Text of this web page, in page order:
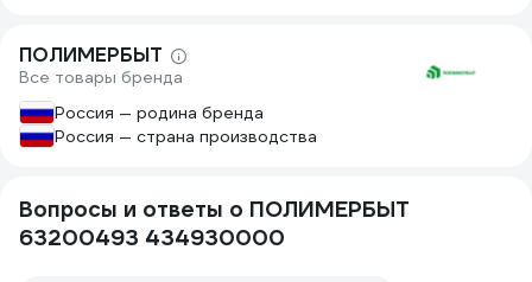
ПОЛИМЕРБЫТ
Все товары бренда
Россия — родина бренда
Россия — страна производства
Вопросы и ответы о ПОЛИМЕРБЫТ
63200493 434930000